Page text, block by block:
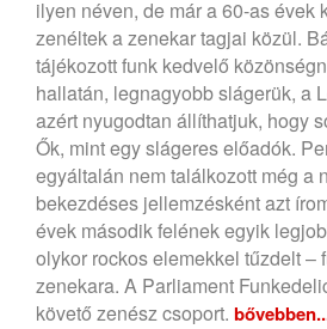
ilyen néven, de már a 60-as évek
zenéltek a zenekar tagjai közül.
tájékozott funk kedvelő
hallatán, legnagyobb slágerük, a
azért nyugodtan állíthatjuk, hogy
Ők, mint egy slágeres előadók.
egyáltalán nem találkozott még a
bekezdéses jellemzésként azt
évek második felének egyik
olykor rockos elemekkel tűzdelt –
zenekara. A Parliament
követő zenész csoport.